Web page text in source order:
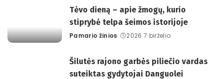
Tėvo dieną – apie žmogų, kurio
stiprybė telpa šeimos istorijoje
Posted
Pamario žinios 2026 7 birželio
Šilutės rajono garbės piliečio vardas
suteiktas gydytojai Danguolei